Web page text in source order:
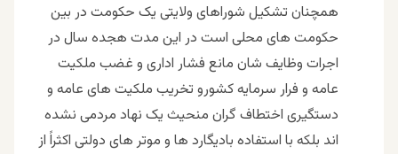
همچنان تشکیل شوراهای ولایتی یک حکومت در بین
حکومت های محلی است در این مدت هجده سال در
اجرات وظایف شان مانع فشار اداری و غضب ملکیت
عامه و فرار سرمایه کشورو تخریب ملکیت های عامه و
دستگیری اختطاف گران منحیث یک نهاد مردمی نشده
اند بلکه با استفاده بادیگارد ها و موتر های دولتی اکثراً از